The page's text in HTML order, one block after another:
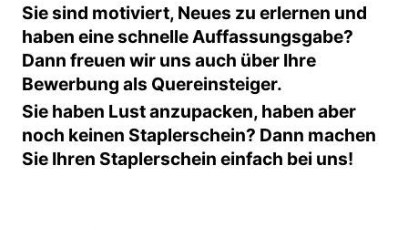
Sie sind motiviert, Neues zu erlernen und
haben eine schnelle Auffassungsgabe?
Dann freuen wir uns auch über Ihre
Bewerbung als Quereinsteiger.
Sie haben Lust anzupacken, haben aber
noch keinen Staplerschein? Dann machen
Sie Ihren Staplerschein einfach bei uns!